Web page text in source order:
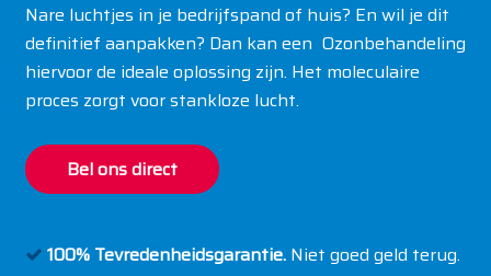
Nare luchtjes in je bedrijfspand of huis? En wil je dit
definitief aanpakken? Dan kan een Ozonbehandeling
hiervoor de ideale oplossing zijn. Het moleculaire
proces zorgt voor stankloze lucht.
Bel ons direct
100% Tevredenheidsgarantie. Niet goed geld terug.